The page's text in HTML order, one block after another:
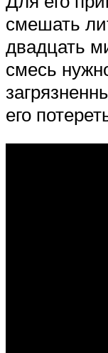
смешать
двадцать
смесь
его